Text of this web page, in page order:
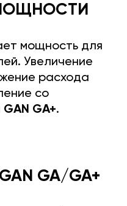
мощность для
Увеличение
расхода
со
GAN GA+.
GA/GA+